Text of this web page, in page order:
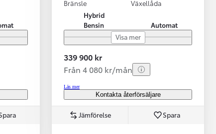
Bränsle
Hybrid
Bensin
Växellåda
Automat
Visa mer
339 900 kr
Från 4 080 kr/mån
Läs mer
Kontakta återförsäljare
Jämförelse Spara